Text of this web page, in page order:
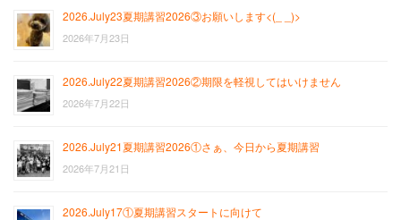
2026.July23夏期講習2026③お願いします<(_ _)>
2026年7月23日
2026.July22夏期講習2026②期限を軽視してはいけません
2026年7月22日
2026.July21夏期講習2026①さぁ、今日から夏期講習
2026年7月21日
2026.July17①夏期講習スタートに向けて